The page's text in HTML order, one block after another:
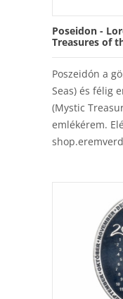
Poseidon -
Treasures of
Poszeidón a
Seas) és félig
(Mystic
emlékérem.